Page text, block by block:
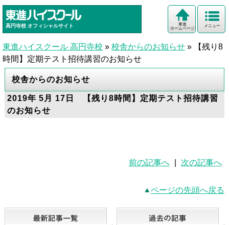
高円寺校 オフィシャルサイト メニュー
東進
ホームページ
東進ハイスクール 高円寺校 » 校舎からのお知らせ »
【残り8
時間】定期テスト招待講習のお知らせ
校舎からのお知らせ
2019年 5月 17日 【残り8時間】定期テスト招待講習
のお知らせ
前の記事へ 次の記事へ
ページの先頭へ戻る
最新記事一覧